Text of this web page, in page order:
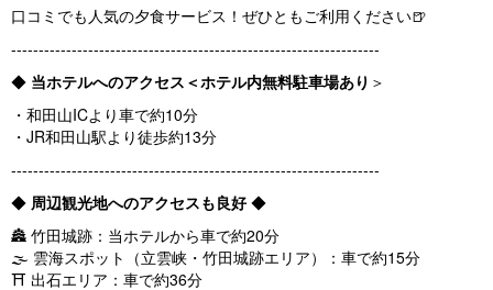
口コミでも人気の夕食サービス！ぜひともご利用ください🍺
-------------------------------------------------------------------
◆ 当ホテルへのアクセス＜ホテル内無料駐車場あり ＞
・和田山ICより車で約10分
・JR和田山駅より徒歩約13分
-------------------------------------------------------------------
◆ 周辺観光地へのアクセスも良好◆
🏯 竹田城跡：当ホテルから車で約20分
🌫 雲海スポット（立雲峡・竹田城跡エリア）：車で約15分
⛩ 出石エリア：車で約36分